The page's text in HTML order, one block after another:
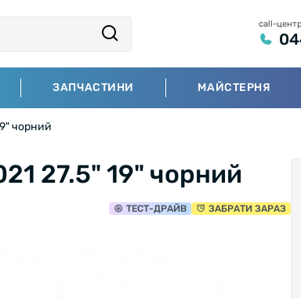
call-
ЗАПЧАСТИНИ МАЙСТЕРНЯ
чорний
27.5" 19" чорний
ТЕСТ-ДРАЙВ ЗАБРАТИ ЗАРАЗ